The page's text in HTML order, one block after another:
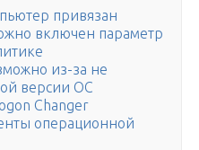
привязан
включен параметр
из-за не
версии ОС
Changer
операционной